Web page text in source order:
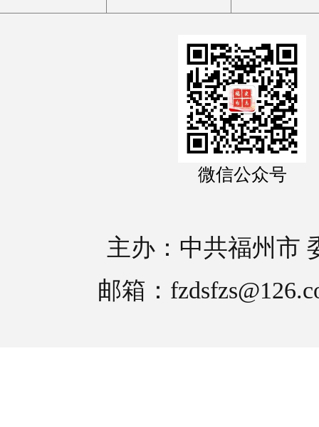
微信公众号
主办：中共福州市
邮箱：